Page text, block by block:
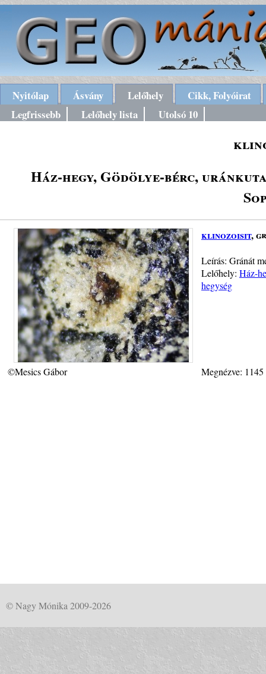
Nyitólap Ásvány Lelőhely
Cikk, Folyóirat
Legfrissebb
Lelőhely lista Utolsó 10
Ház-hegy, Gödölye-bérc,
klinozoisit,
Leírás: Gránát
Lelőhely: Ház-
hegység
©Mesics Gábor Megnézve:
© Nagy Mónika 2009-2026